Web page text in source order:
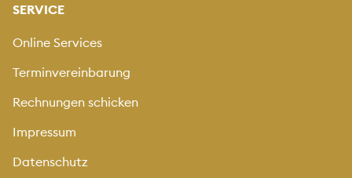
SERVICE
Online Services
Terminvereinbarung
Rechnungen schicken
Impressum
Datenschutz